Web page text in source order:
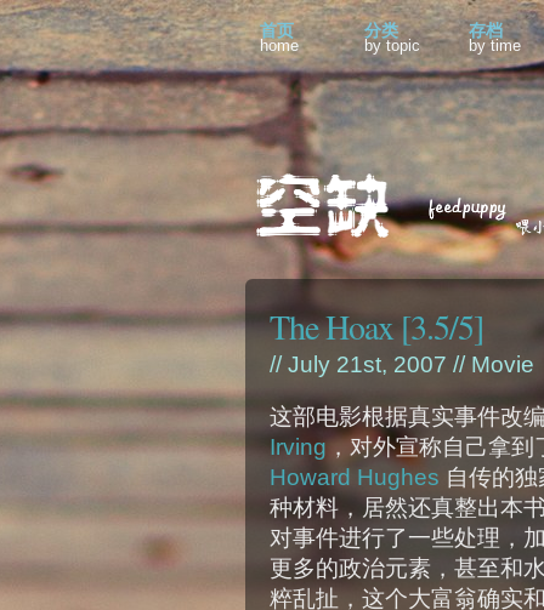
首页
home
分类
by topic
存档
by time
The Hoax [3.5/5]
// July 21st, 2007 // Movie
这部电影根据真实事件改
Irving ，对外宣称自己拿
Howard Hughes 自传的
种材料，居然还真整出本
对事件进行了一些处理，
更多的政治元素，甚至和
粹乱扯，这个大富翁确实